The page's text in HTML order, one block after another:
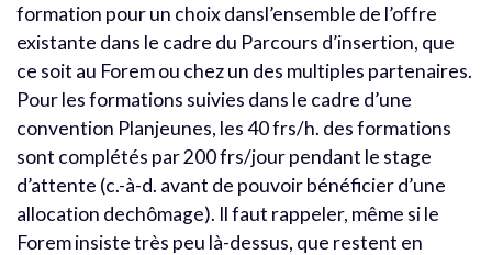
formation pour un choix dansl’ensemble de l’offre
existante dans le cadre du Parcours d’insertion, que
ce soit au Forem ou chez un des multiples partenaires.
Pour les formations suivies dans le cadre d’une
convention Planjeunes, les 40 frs/h. des formations
sont complétés par 200 frs/jour pendant le stage
d’attente (c.-à-d. avant de pouvoir bénéficier d’une
allocation dechômage). Il faut rappeler, même si le
Forem insiste très peu là-dessus, que restent en